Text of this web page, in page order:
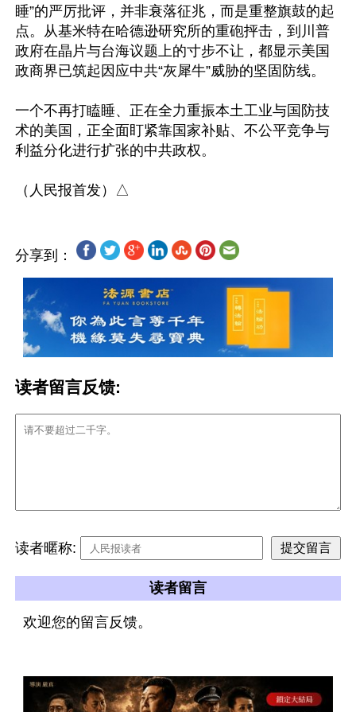
睡”的严厉批评，并非衰落征兆，而是重整旗鼓的起
点。从基米特在哈德逊研究所的重砲抨击，到川普
政府在晶片与台海议题上的寸步不让，都显示美国
政商界已筑起因应中共“灰犀牛”威胁的坚固防线。
一个不再打瞌睡、正在全力重振本土工业与国防技
术的美国，正全面盯紧靠国家补贴、不公平竞争与
利益分化进行扩张的中共政权。
分享到：
读者留言反馈:
读者暱称:
读者留言
欢迎您的留言反馈。